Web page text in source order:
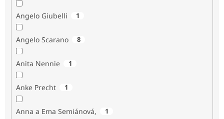
Angelo Giubelli 1
Angelo Scarano 8
Anita Nennie 1
Anke Precht 1
Anna a Ema Semiánová, 1